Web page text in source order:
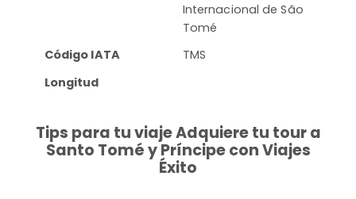
Internacional de São
Tomé
Código IATA
TMS
Longitud
Tips para tu viaje Adquiere tu tour a
Santo Tomé y Príncipe con Viajes
Éxito